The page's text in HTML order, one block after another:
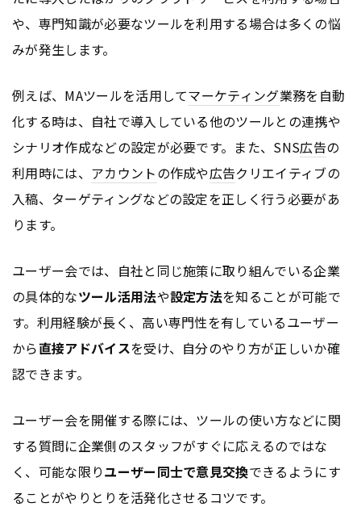
や、専門知識が必要なツールを利用する場合は多くの悩
みが発生します。
例えば、MAツールを活用してマーケティング業務を自動
化する時は、自社で導入している他のツールとの連携や
シナリオ作成などの設定が必要です。また、SNS広告の
利用時には、 アカウントの作成や広告クリエイティブの
入稿、ターゲティングなどの設定を正しく行う必要があ
ります。
ユーザー会では、自社と同じ施策に取り組んでいる企業
の具体的なツール活用法や設定方法を知ることが可能で
す。利用経験が長く、高い専門性を有しているユーザー
から直接アドバイスを受け、自分のやり方が正しいか確
認できます。
ユーザー会を開催する際には、ツールの使い方などに関
する質問に企業側のスタッフがすぐに応えるのではな
く、可能な限りユーザー同士で意見交換できるようにす
ることがやりとりを活発化させるコツです。